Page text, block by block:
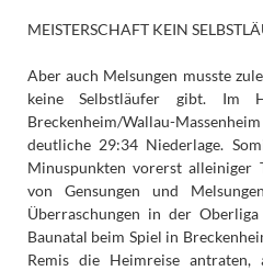
MEISTERSCHAFT KEIN
Aber auch Melsungen musste
keine Selbstläufer gibt. Im
Breckenheim/Wallau-
deutliche 29:34 Niederlage.
Minuspunkten vorerst alleiniger
von Gensungen und
Überraschungen in der
Baunatal beim Spiel in
Remis die Heimreise antraten,